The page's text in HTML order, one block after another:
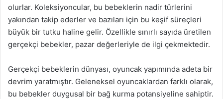
olurlar. Koleksiyoncular, bu bebeklerin nadir türlerini
yakından takip ederler ve bazıları için bu keşif süreçleri
büyük bir tutku haline gelir. Özellikle sınırlı sayıda üretilen
gerçekçi bebekler, pazar değerleriyle de ilgi çekmektedir.
Gerçekçi bebeklerin dünyası, oyuncak yapımında adeta bir
devrim yaratmıştır. Geleneksel oyuncaklardan farklı olarak,
bu bebekler duygusal bir bağ kurma potansiyeline sahiptir.